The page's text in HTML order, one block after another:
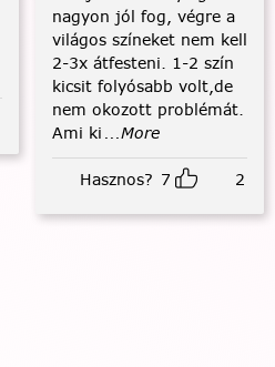
nagyon jól fog, végre a
világos színeket nem kell
2-3x átfesteni. 1-2 szín
kicsit folyósabb volt,de
nem okozott problémát.
Ami ki ...More
Hasznos? 7 2